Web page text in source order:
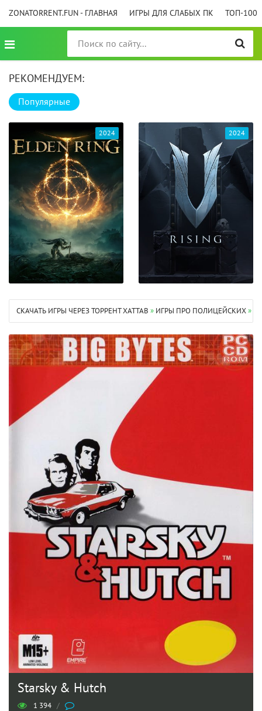
ZONATORRENT.FUN - ГЛАВНАЯ ИГРЫ ДЛЯ СЛАБЫХ ПК ТОП-100
РЕКОМЕНДУЕМ:
Популярные
2024 2024
СКАЧАТЬ ИГРЫ ЧЕРЕЗ ТОРРЕНТ XATTAB » ИГРЫ ПРО ПОЛИЦЕЙСКИХ»
Starsky & Hutch
1 394 /